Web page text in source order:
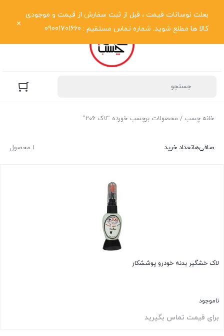
بعلت نوسانات قیمت ، قبل از ثبت سفارش از قیمت و موجودی
کالا ها مطلع شوید. شماره تماس مستقیم : 09001701660
خانه چسب / محصولات برچسب خورده “لاک 206”
1 محصول صافی‌هاتعداد خرید
لاک خشگیر بدنه خودرو پوششکار
ناموجود
برای قیمت تماس بگیرید